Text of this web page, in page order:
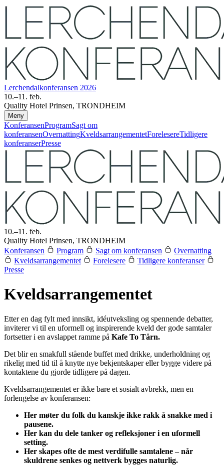
Lerchendal­konferansen 2026
10.–11. feb.
Quality Hotel Prinsen, TRONDHEIM
Meny
KonferansenProgramSagt om
konferansenOvernattingKveldsarrangementetForelesereTidligere
konferanserPresse
10.–11. feb.
Quality Hotel Prinsen, TRONDHEIM
Konferansen
Program Sagt om konferansen
Overnatting
Kveldsarrangementet
Forelesere
Tidligere konferanser
Presse
Kveldsarrangementet
Etter en dag fylt med innsikt, idéutveksling og spennende debatter,
inviterer vi til en uformell og inspirerende kveld der gode samtaler
fortsetter i en avslappet ramme på Kafe To Tårn.
Det blir en smakfull stående buffet med drikke, underholdning og
rikelig med tid til å knytte nye bekjentskaper eller bygge videre på
kontaktene du gjorde tidligere på dagen.
Kveldsarrangementet er ikke bare et sosialt avbrekk, men en
forlengelse av konferansen:
Her møter du folk du kanskje ikke rakk å snakke med i
pausene.
Her kan du dele tanker og refleksjoner i en uformell
setting.
Her skapes ofte de mest verdifulle samtalene – når
skuldrene senkes og nettverk bygges naturlig.